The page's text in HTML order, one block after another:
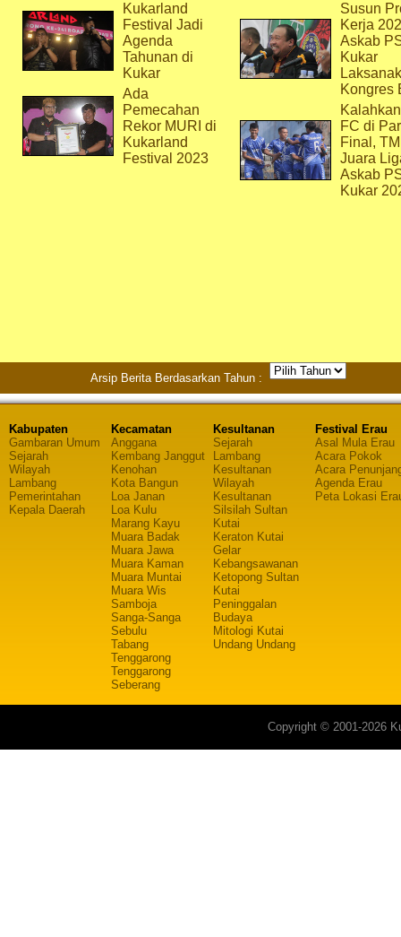
Kukarland
Festival Jadi
Agenda
Tahunan di
Kukar
Ada
Pemecahan
Rekor MURI di
Kukarland
Festival 2023
Susun
Kerja
Askab
Kukar
Kongres
FC di
Final,
Juara
Askab
Kukar
Arsip Berita Berdasarkan Tahun :
Kabupaten
Gambaran Umum
Sejarah
Wilayah
Lambang
Pemerintahan
Kepala Daerah
Kecamatan
Anggana
Kembang Janggut
Kenohan
Kota Bangun
Loa Janan
Loa Kulu
Marang Kayu
Muara Badak
Muara Jawa
Muara Kaman
Muara Muntai
Muara Wis
Samboja
Sanga-Sanga
Sebulu
Tabang
Tenggarong
Tenggarong
Seberang
Kesultanan
Sejarah
Lambang
Kesultanan
Wilayah
Kesultanan
Silsilah Sultan
Kutai
Keraton Kutai
Gelar
Kebangsawanan
Ketopong Sultan
Kutai
Peninggalan
Budaya
Mitologi Kutai
Undang Undang
Festival Erau
Asal Mula Erau
Acara Pokok
Acara
Agenda Erau
Peta Lokasi
Copyright © 2001-2026